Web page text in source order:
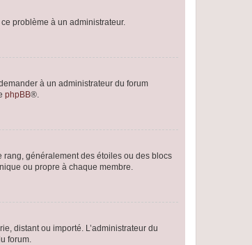
problème à un administrateur.
à un administrateur du forum
phpBB®.
rang, généralement des étoiles ou des blocs
ou propre à chaque membre.
distant ou importé. L’administrateur du
forum.